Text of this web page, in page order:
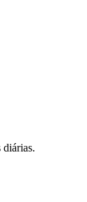
diárias.